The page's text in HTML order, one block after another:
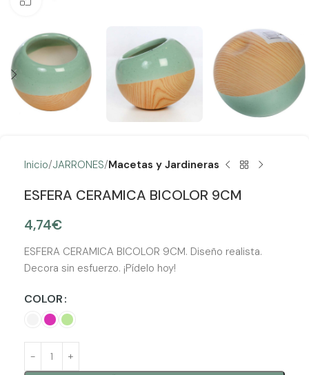
Inicio JARRONES Macetas y Jardineras
ESFERA CERAMICA BICOLOR 9CM
4,74€
ESFERA CERAMICA BICOLOR 9CM. Diseño realista.
Decora sin esfuerzo. ¡Pídelo hoy!
COLOR